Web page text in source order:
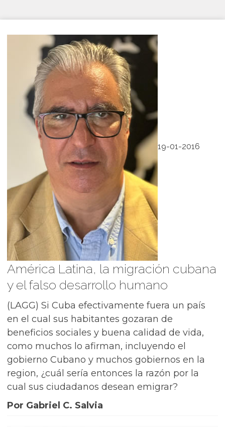
19-01-2016
América Latina, la migración cubana
y el falso desarrollo humano
(LAGG) Si Cuba efectivamente fuera un país
en el cual sus habitantes gozaran de
beneficios sociales y buena calidad de vida,
como muchos lo afirman, incluyendo el
gobierno Cubano y muchos gobiernos en la
region, ¿cuál sería entonces la razón por la
cual sus ciudadanos desean emigrar?
Por Gabriel C. Salvia